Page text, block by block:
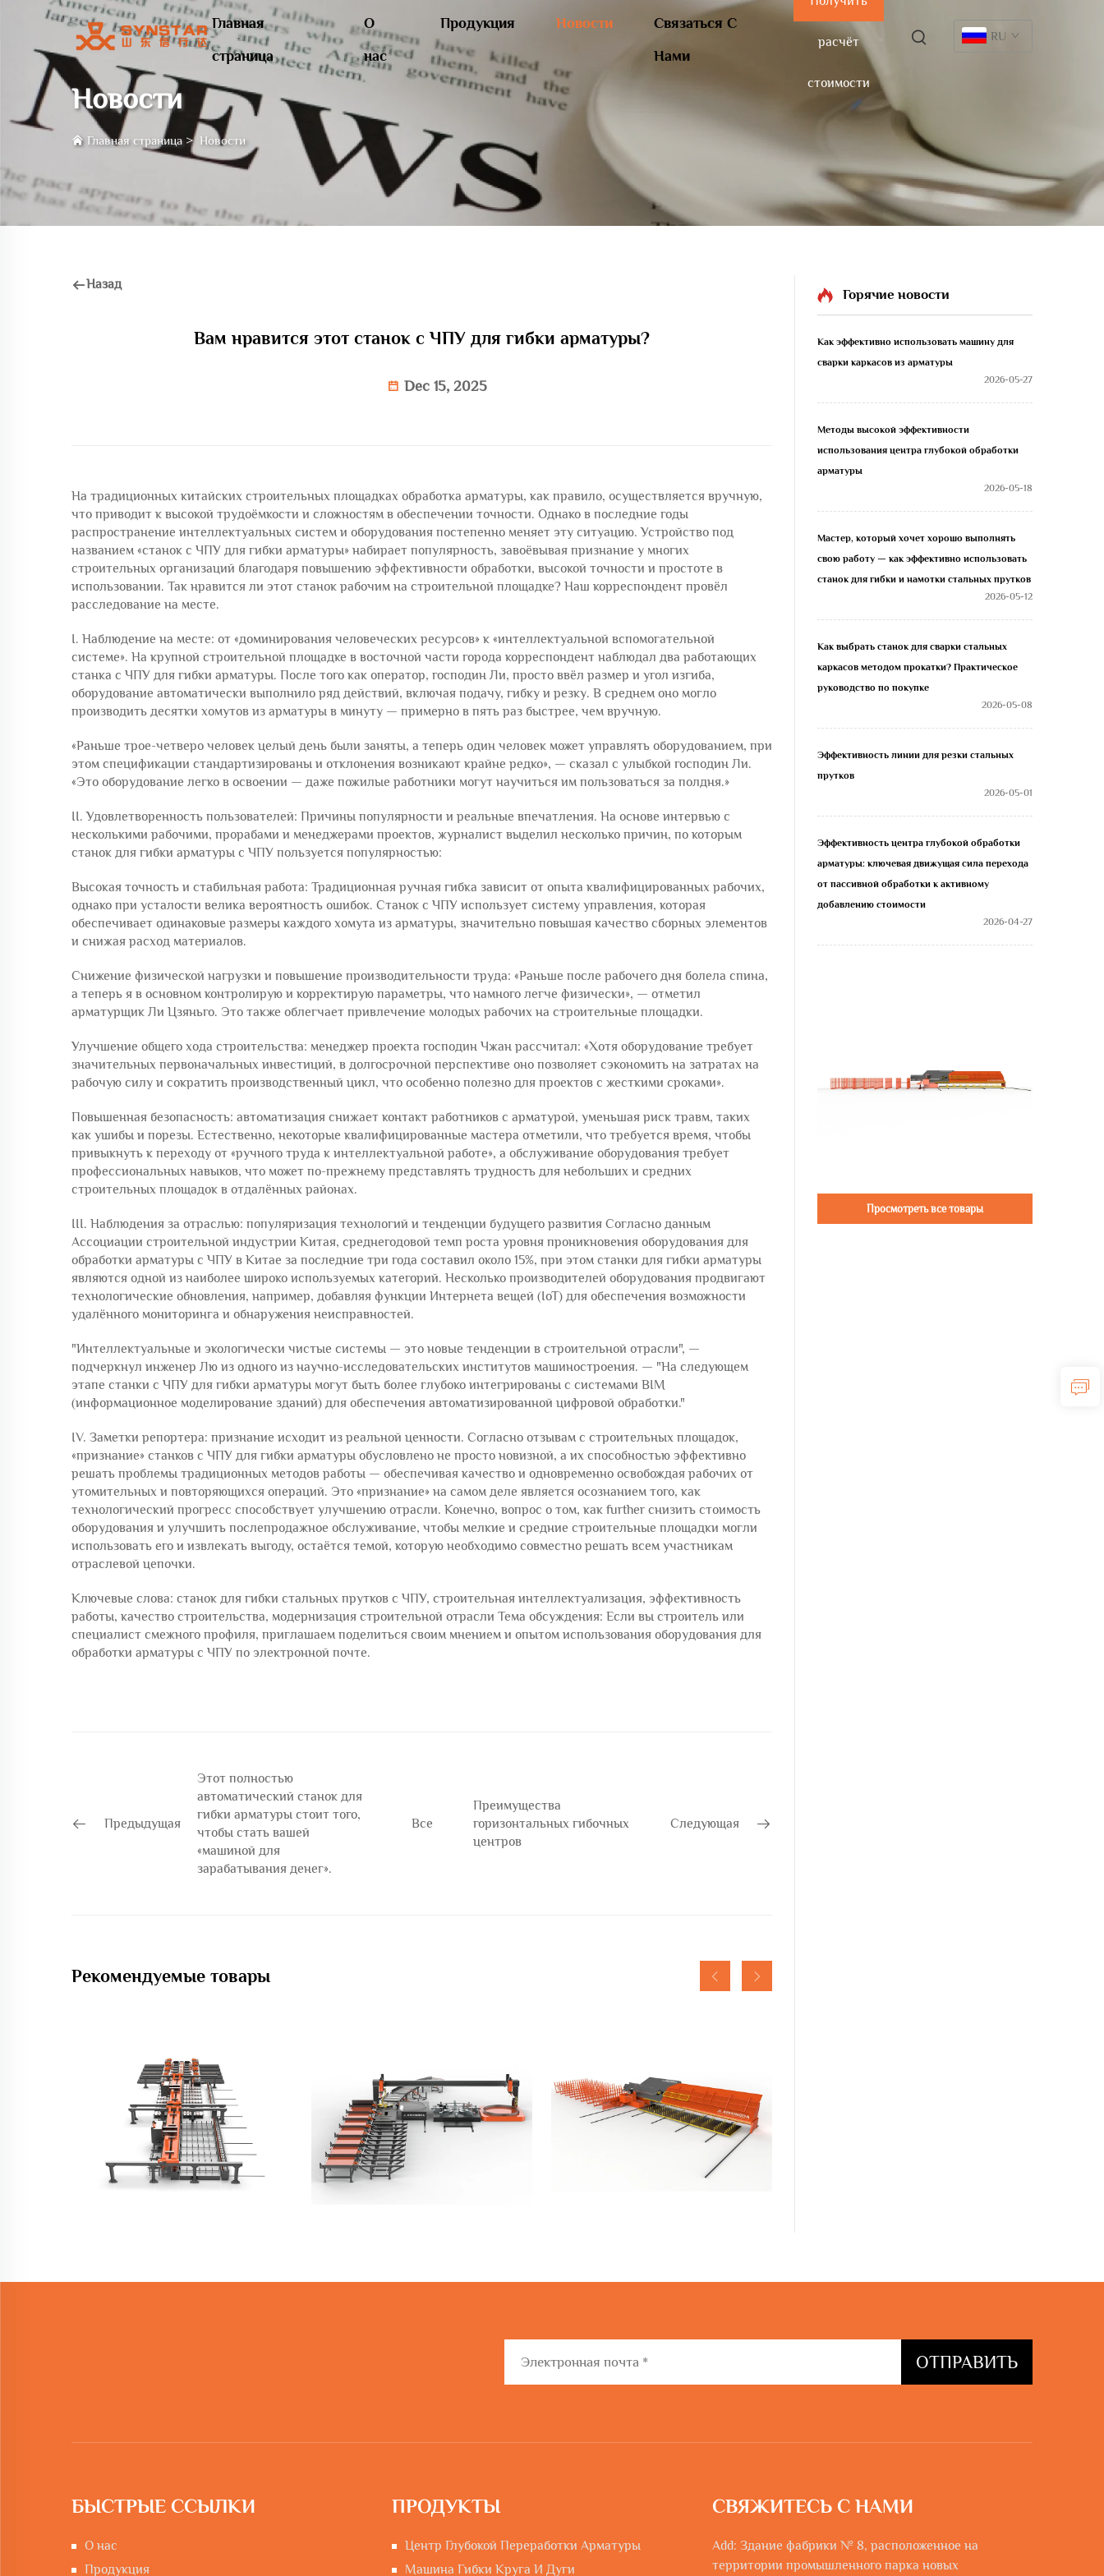
Главная
страница
О
нас
Продукция Новости
Связаться С
Нами
расчёт
стоимости
RU
Новости
Главная страница > Новости
Назад
Вам нравится этот станок с ЧПУ для гибки арматуры?
Dec 15, 2025
На традиционных китайских строительных площадках обработка арматуры, как правило, осуществляется вручную,
что приводит к высокой трудоёмкости и сложностям в обеспечении точности. Однако в последние годы
распространение интеллектуальных систем и оборудования постепенно меняет эту ситуацию. Устройство под
названием «станок с ЧПУ для гибки арматуры» набирает популярность, завоёвывая признание у многих
строительных организаций благодаря повышению эффективности обработки, высокой точности и простоте в
использовании. Так нравится ли этот станок рабочим на строительной площадке? Наш корреспондент провёл
расследование на месте.
I. Наблюдение на месте: от «доминирования человеческих ресурсов» к «интеллектуальной вспомогательной
системе». На крупной строительной площадке в восточной части города корреспондент наблюдал два работающих
станка с ЧПУ для гибки арматуры. После того как оператор, господин Ли, просто ввёл размер и угол изгиба,
оборудование автоматически выполнило ряд действий, включая подачу, гибку и резку. В среднем оно могло
производить десятки хомутов из арматуры в минуту — примерно в пять раз быстрее, чем вручную.
«Раньше трое-четверо человек целый день были заняты, а теперь один человек может управлять оборудованием, при
этом спецификации стандартизированы и отклонения возникают крайне редко», — сказал с улыбкой господин Ли.
«Это оборудование легко в освоении — даже пожилые работники могут научиться им пользоваться за полдня.»
II. Удовлетворенность пользователей: Причины популярности и реальные впечатления. На основе интервью с
несколькими рабочими, прорабами и менеджерами проектов, журналист выделил несколько причин, по которым
станок для гибки арматуры с ЧПУ пользуется популярностью:
Высокая точность и стабильная работа: Традиционная ручная гибка зависит от опыта квалифицированных рабочих,
однако при усталости велика вероятность ошибок. Станок с ЧПУ использует систему управления, которая
обеспечивает одинаковые размеры каждого хомута из арматуры, значительно повышая качество сборных элементов
и снижая расход материалов.
Снижение физической нагрузки и повышение производительности труда: «Раньше после рабочего дня болела спина,
а теперь я в основном контролирую и корректирую параметры, что намного легче физически», — отметил
арматурщик Ли Цзяньго. Это также облегчает привлечение молодых рабочих на строительные площадки.
Улучшение общего хода строительства: менеджер проекта господин Чжан рассчитал: «Хотя оборудование требует
значительных первоначальных инвестиций, в долгосрочной перспективе оно позволяет сэкономить на затратах на
рабочую силу и сократить производственный цикл, что особенно полезно для проектов с жесткими сроками».
Повышенная безопасность: автоматизация снижает контакт работников с арматурой, уменьшая риск травм, таких
как ушибы и порезы. Естественно, некоторые квалифицированные мастера отметили, что требуется время, чтобы
привыкнуть к переходу от «ручного труда к интеллектуальной работе», а обслуживание оборудования требует
профессиональных навыков, что может по-прежнему представлять трудность для небольших и средних
строительных площадок в отдалённых районах.
III. Наблюдения за отраслью: популяризация технологий и тенденции будущего развития Согласно данным
Ассоциации строительной индустрии Китая, среднегодовой темп роста уровня проникновения оборудования для
обработки арматуры с ЧПУ в Китае за последние три года составил около 15%, при этом станки для гибки арматуры
являются одной из наиболее широко используемых категорий. Несколько производителей оборудования продвигают
технологические обновления, например, добавляя функции Интернета вещей (IoT) для обеспечения возможности
удалённого мониторинга и обнаружения неисправностей.
"Интеллектуальные и экологически чистые системы — это новые тенденции в строительной отрасли", —
подчеркнул инженер Лю из одного из научно-исследовательских институтов машиностроения. — "На следующем
этапе станки с ЧПУ для гибки арматуры могут быть более глубоко интегрированы с системами BIM
(информационное моделирование зданий) для обеспечения автоматизированной цифровой обработки."
IV. Заметки репортера: признание исходит из реальной ценности. Согласно отзывам с строительных площадок,
«признание» станков с ЧПУ для гибки арматуры обусловлено не просто новизной, а их способностью эффективно
решать проблемы традиционных методов работы — обеспечивая качество и одновременно освобождая рабочих от
утомительных и повторяющихся операций. Это «признание» на самом деле является осознанием того, как
технологический прогресс способствует улучшению отрасли. Конечно, вопрос о том, как further снизить стоимость
оборудования и улучшить послепродажное обслуживание, чтобы мелкие и средние строительные площадки могли
использовать его и извлекать выгоду, остаётся темой, которую необходимо совместно решать всем участникам
отраслевой цепочки.
Ключевые слова: станок для гибки стальных прутков с ЧПУ, строительная интеллектуализация, эффективность
работы, качество строительства, модернизация строительной отрасли Тема обсуждения: Если вы строитель или
специалист смежного профиля, приглашаем поделиться своим мнением и опытом использования оборудования для
обработки арматуры с ЧПУ по электронной почте.
Предыдущая
Этот полностью
автоматический станок для
гибки арматуры стоит того,
чтобы стать вашей
«машиной для
зарабатывания денег».
Все
Преимущества
горизонтальных гибочных
центров
Следующая
Рекомендуемые товары
Горячие новости
Как эффективно использовать машину для
сварки каркасов из арматуры
2026-05-27
Методы высокой эффективности
использования центра глубокой обработки
арматуры
2026-05-18
Мастер, который хочет хорошо выполнять
свою работу — как эффективно использовать
станок для гибки и намотки стальных прутков
2026-05-12
Как выбрать станок для сварки стальных
каркасов методом прокатки? Практическое
руководство по покупке
2026-05-08
Эффективность линии для резки стальных
прутков
2026-05-01
Эффективность центра глубокой обработки
арматуры: ключевая движущая сила перехода
от пассивной обработки к активному
добавлению стоимости
2026-04-27
Просмотреть все товары
ОТПРАВИТЬ
БЫСТРЫЕ ССЫЛКИ
О нас
Продукция
ПРОДУКТЫ
Центр Глубокой Переработки Арматуры
Машина Гибки Круга И Дуги
СВЯЖИТЕСЬ С НАМИ
Add: Здание фабрики № 8, расположенное на
территории промышленного парка новых